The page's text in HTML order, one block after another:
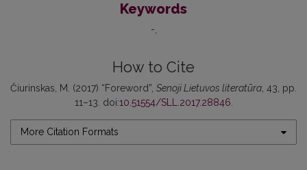
Keywords
-
How to Cite
Čiurinskas, M. (2017) “Foreword”, Senoji Lietuvos literatūra, 43, pp.
11–13. doi:10.51554/SLL.2017.28846.
More Citation Formats